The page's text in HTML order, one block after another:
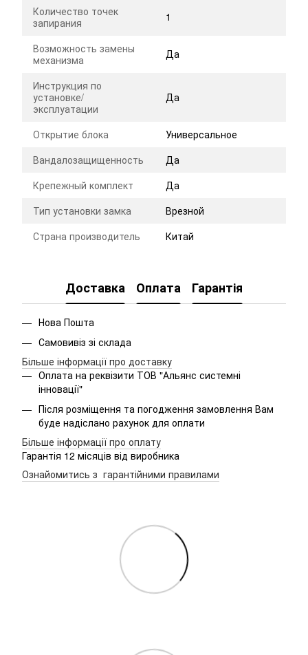
Количество точек
запирания
1
Возможность замены
механизма
Да
Инструкция по
установке/
эксплуатации
Да
Открытие блока
Универсальное
Вандалозащищенность
Да
Крепежный комплект
Да
Тип установки замка
Врезной
Страна производитель
Китай
Доставка Оплата Гарантія
Нова Пошта
Самовивіз зі склада
Більше інформації про доставку
Оплата на реквізити ТОВ "Альянс системні
інновації"
Після розміщення та погодження замовлення Вам
буде надіслано рахунок для оплати
Більше інформації про оплату
Гарантія 12 місяців від виробника
Ознайомитись з гарантійними правилами